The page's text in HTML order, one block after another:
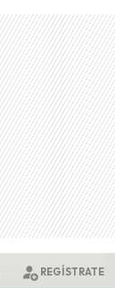
REGÍSTRATE